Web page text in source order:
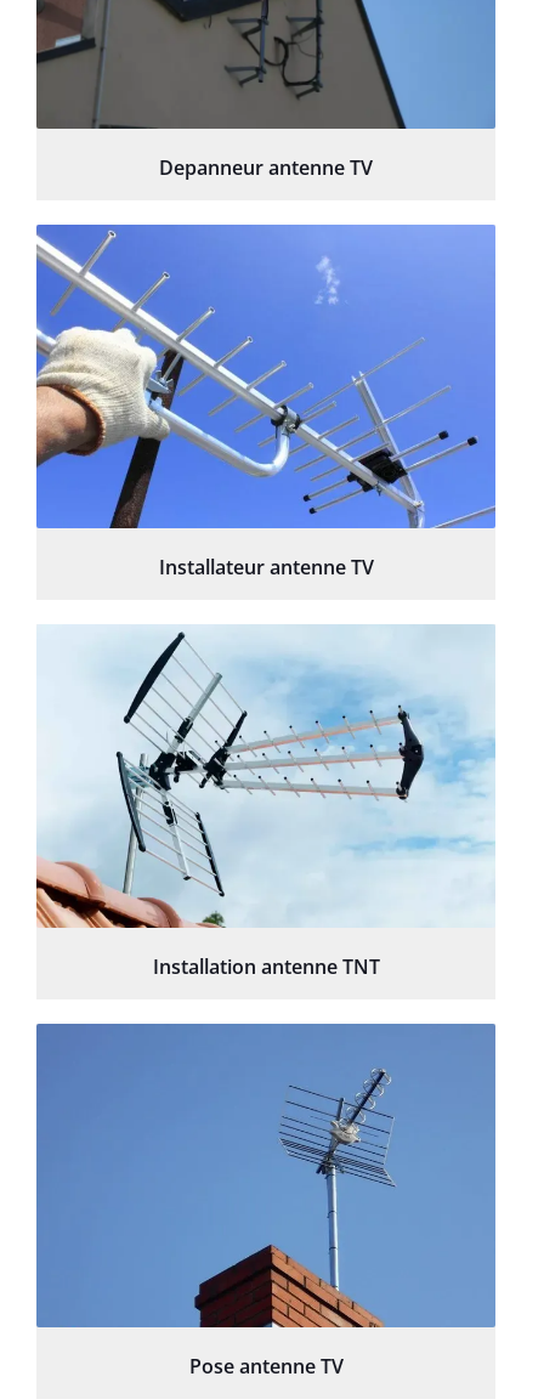
Depanneur antenne TV
Installateur antenne TV
Installation antenne TNT
Pose antenne TV